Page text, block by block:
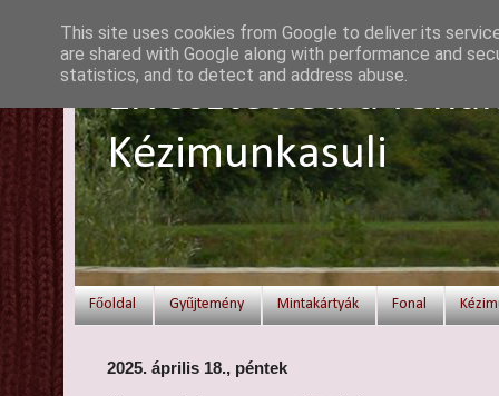
Elvesztetted a
Kézimunkasuli
Főoldal Gyűjtemény Mintakártyák Fonal
2025. április 18., péntek
This site uses cookies from Google to deliver its
are shared with Google along with performance and
statistics, and to detect and address abuse.